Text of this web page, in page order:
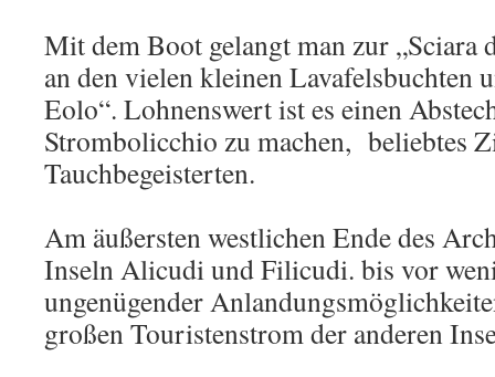
Mit dem Boot gelangt man zur
an den vielen kleinen Lavafelsbuchten
Eolo“. Lohnenswert ist es einen
Strombolicchio zu machen, beliebtes
Tauchbegeisterten.
Am äußersten westlichen Ende des
Inseln Alicudi und Filicudi. bis vor
ungenügender
großen Touristenstrom der anderen